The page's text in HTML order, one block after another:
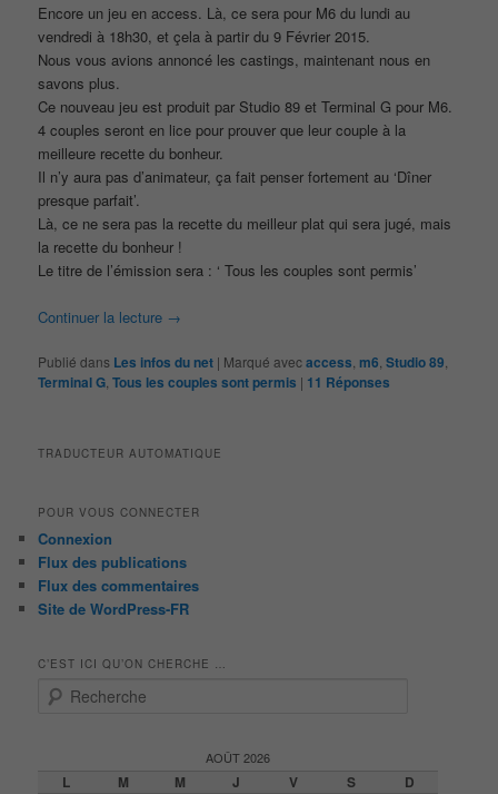
Encore un jeu en access. Là, ce sera pour M6 du lundi au
vendredi à 18h30, et çela à partir du 9 Février 2015.
Nous vous avions annoncé les castings, maintenant nous en
savons plus.
Ce nouveau jeu est produit par Studio 89 et Terminal G pour M6.
4 couples seront en lice pour prouver que leur couple à la
meilleure recette du bonheur.
Il n’y aura pas d’animateur, ça fait penser fortement au ‘Dîner
presque parfait’.
Là, ce ne sera pas la recette du meilleur plat qui sera jugé, mais
la recette du bonheur !
Le titre de l’émission sera : ‘ Tous les couples sont permis’
Continuer la lecture →
Publié dans Les infos du net | Marqué avecaccess ,m6 ,Studio 89
Terminal G ,Tous les couples sont permis | 11 Réponses
TRADUCTEUR AUTOMATIQUE
POUR VOUS CONNECTER
Connexion
Flux des publications
Flux des commentaires
Site de WordPress-FR
C’EST ICI QU’ON CHERCHE …
AOÛT 2026
L M M J V S D